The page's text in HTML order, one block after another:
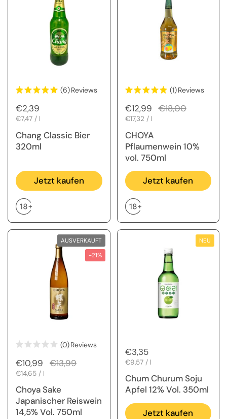
(6)Reviews
Regulärer Preis
€2,39
Stückpreis
€7,47 / l
Chang Classic Bier
320ml
Jetzt kaufen
(1)Reviews
Regulärer Preis
€12,99 Sale-Preis
€18,00
Stückpreis
€17,32 / l
CHOYA
Pflaumenwein 10%
vol. 750ml
Jetzt kaufen
(0)Reviews
Regulärer Preis
€10,99 Sale-Preis
€13,99
Stückpreis
€14,65 / l
Choya Sake
Japanischer Reiswein
14,5% Vol. 750ml
AUSVERKAUFT
-21%
Regulärer Preis
€3,35
Stückpreis
€9,57 / l
Chum Churum Soju
Apfel 12% Vol. 350ml
Jetzt kaufen
NEU